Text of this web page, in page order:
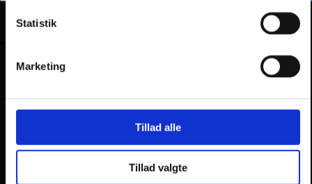
Statistik
Marketing
Tillad alle
Tillad valgte